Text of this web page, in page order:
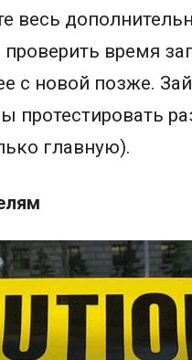
весь
время
с новой позже.
протестировать
главную).